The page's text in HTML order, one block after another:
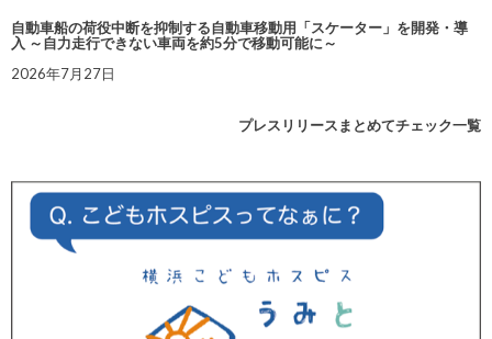
自動車船の荷役中断を抑制する自動車移動用「スケーター」を開発・導
入 ～自力走行できない車両を約5分で移動可能に～
2026年7月27日
プレスリリースまとめてチェック一覧